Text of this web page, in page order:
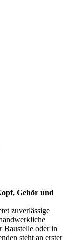
Gehör und
zuverlässige
Baustelle oder in
steht an erster